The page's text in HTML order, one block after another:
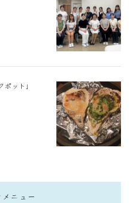
ット」
ニュー